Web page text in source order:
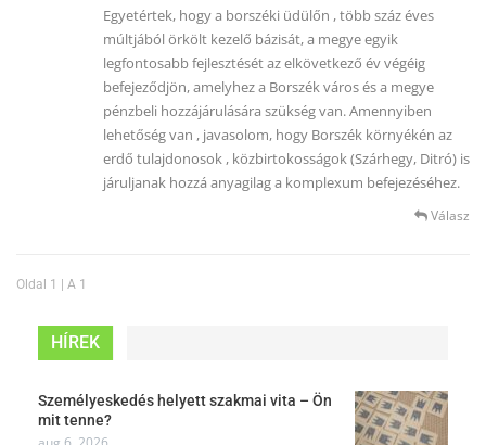
Egyetértek, hogy a borszéki üdülőn , több száz éves
múltjából örkölt kezelő bázisát, a megye egyik
legfontosabb fejlesztését az elkövetkező év végéig
befejeződjön, amelyhez a Borszék város és a megye
pénzbeli hozzájárulására szükség van. Amennyiben
lehetőség van , javasolom, hogy Borszék környékén az
erdő tulajdonosok , közbirtokosságok (Szárhegy, Ditró) is
járuljanak hozzá anyagilag a komplexum befejezéséhez.
Válasz
Oldal 1 | A 1
HÍREK
Személyeskedés helyett szakmai vita – Ön
mit tenne?